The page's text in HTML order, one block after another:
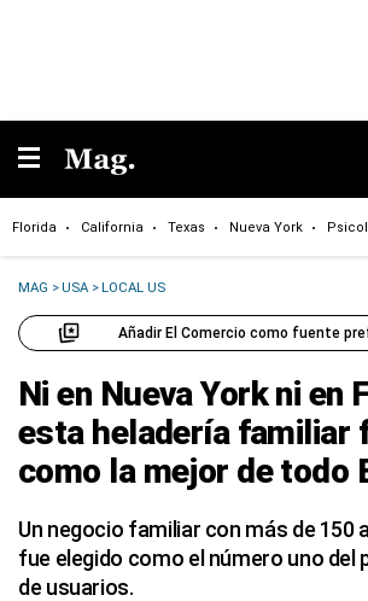
Florida California Texas Nueva York
MAG >USA >LOCAL US
Añadir El Comercio como fuente
Ni en Nueva York ni en
esta heladería familiar
como la mejor de todo
Un negocio familiar con más de 150
fue elegido como el número uno del
de usuarios.